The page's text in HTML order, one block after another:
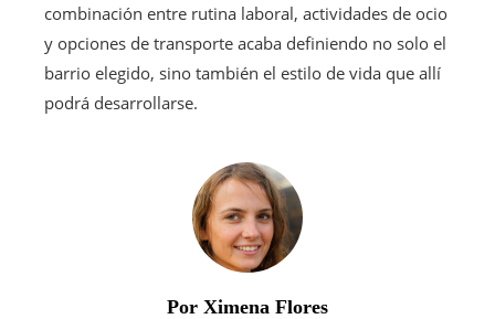
combinación entre rutina laboral, actividades de ocio
y opciones de transporte acaba definiendo no solo el
barrio elegido, sino también el estilo de vida que allí
podrá desarrollarse.
Por Ximena Flores